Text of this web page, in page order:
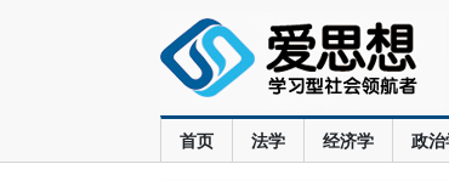
首页 法学 经济学 政